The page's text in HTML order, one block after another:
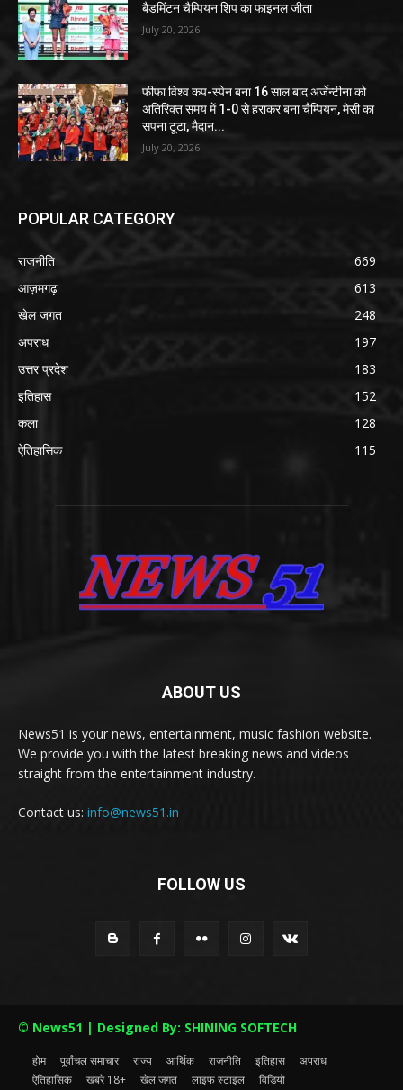
बैडमिंटन चैम्पियन शिप का फाइनल जीता
July 20, 2026
फीफा विश्व कप-स्पेन बना 16 साल बाद अर्जेन्टीना को
अतिरिक्त समय में 1-0 से हराकर बना चैम्पियन, मेसी का
सपना टूटा, मैदान...
July 20, 2026
POPULAR CATEGORY
राजनीति
669
आज़मगढ़
613
खेल जगत
248
अपराध
197
उत्तर प्रदेश
183
इतिहास
152
कला
128
ऐतिहासिक
115
ABOUT US
News51 is your news, entertainment, music fashion website.
We provide you with the latest breaking news and videos
straight from the entertainment industry.
Contact us: info@news51.in
FOLLOW US
© News51 | Designed By: SHINING SOFTECH
होम पूर्वांचल समाचार राज्य आर्थिक राजनीति इतिहास
अपराध
ऐतिहासिक
खबरे 18+ खेल जगत लाइफ स्टाइल विडियो